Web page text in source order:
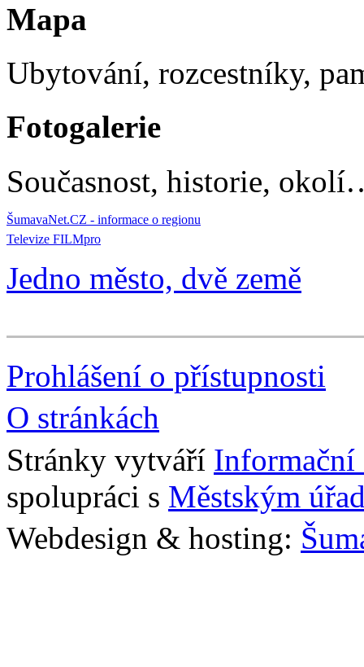
Mapa
Ubytování, rozcestníky,
Fotogalerie
Současnost, historie,
ŠumavaNet.CZ - informace o regionu
Televize FILMpro
Jedno město, dvě země
Prohlášení o přístupnosti
O stránkách
Stránky vytváří Informační
spolupráci s Městským
Webdesign & hosting: